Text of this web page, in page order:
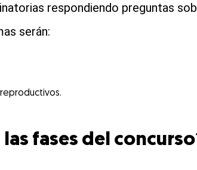
respondiendo preguntas
serán:
las fases del